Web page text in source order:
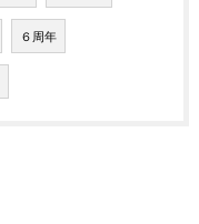
６周年